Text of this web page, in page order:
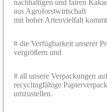
nachhaltigen und fairen
aus Agroforstwirtschaft
mit hoher Artenvielfalt
# die Verfügbarkeit unserer
vergrößern und
# all unsere Verpackungen
recyclingfähige
umzustellen.